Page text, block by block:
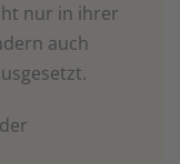
nur in ihrer
auch